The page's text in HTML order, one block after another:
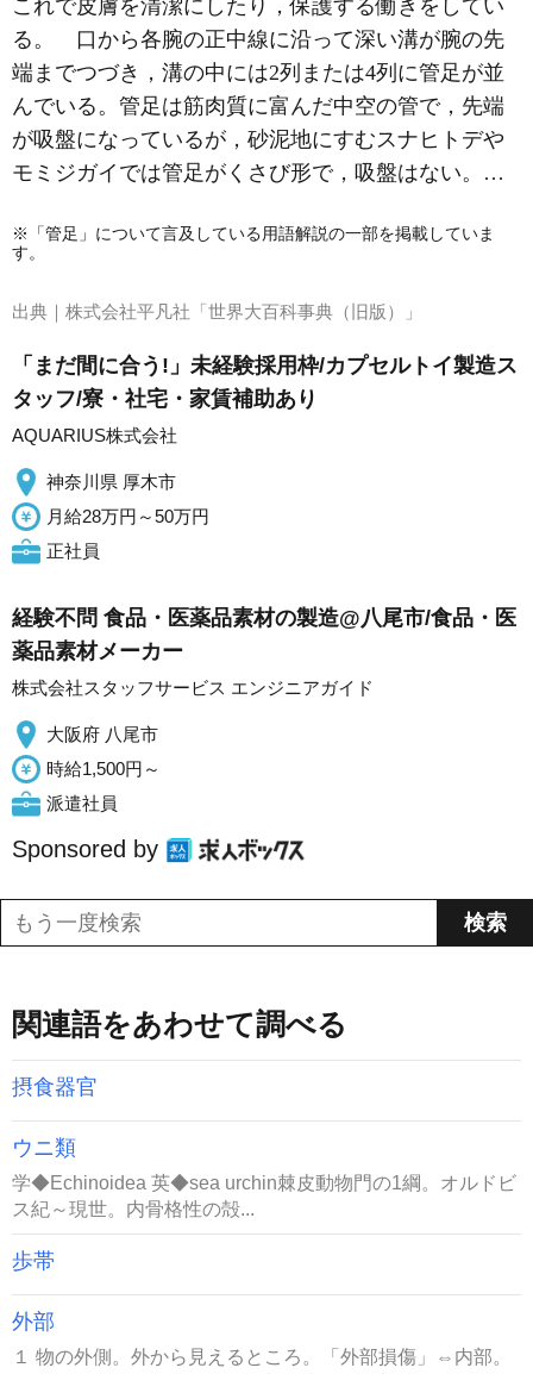
これで皮膚を清潔にしたり，保護する働きをしてい
る。 口から各腕の正中線に沿って深い溝が腕の先
端までつづき，溝の中には2列または4列に管足が並
んでいる。管足は筋肉質に富んだ中空の管で，先端
が吸盤になっているが，砂泥地にすむスナヒトデや
モミジガイでは管足がくさび形で，吸盤はない。…
※「管足」について言及している用語解説の一部を掲載していま
す。
出典｜ 株式会社平凡社「世界大百科事典（旧版）」
「まだ間に合う!」未経験採用枠/カプセルトイ製造ス
タッフ/寮・社宅・家賃補助あり
AQUARIUS株式会社
神奈川県 厚木市
月給28万円～50万円
正社員
経験不問 食品・医薬品素材の製造@八尾市/食品・医
薬品素材メーカー
株式会社スタッフサービス エンジニアガイド
大阪府 八尾市
時給1,500円～
派遣社員
Sponsored by
関連語をあわせて調べる
摂食器官
ウニ類
学◆Echinoidea 英◆sea urchin棘皮動物門の1綱。オルドビ
ス紀～現世。内骨格性の殻...
歩帯
外部
１ 物の外側。外から見えるところ。「外部損傷」⇔内部。